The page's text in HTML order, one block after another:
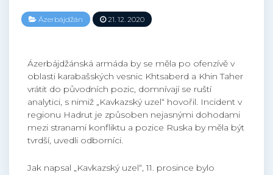
Ázerbájdžán 21. 12. 2020
Ázerbájdžánská armáda by se měla po ofenzívě v
oblasti karabašských vesnic Khtsaberd a Khin Taher
vrátit do původních pozic, domnívají se ruští
analytici, s nimiž „Kavkazský uzel“ hovořil. Incident v
regionu Hadrut je způsoben nejasnými dohodami
mezi stranami konfliktu a pozice Ruska by měla být
tvrdší, uvedli odborníci.
Jak napsal „Kavkazský uzel“, 11. prosince bylo